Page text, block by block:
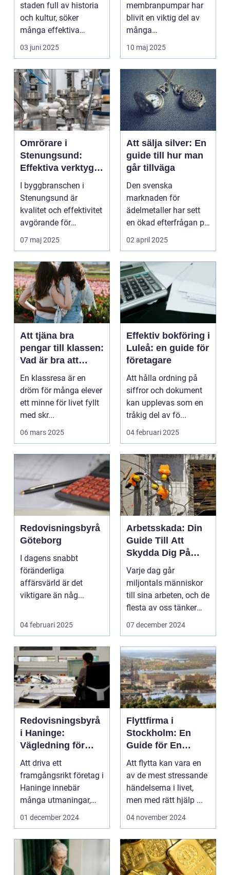
staden full av historia
och kultur, söker
många effektiva
s&au...
03 juni 2025
membranpumpar har
blivit en viktig del av
många
industriföretags
pumpsystem. D...
10 maj 2025
Omrörare i
Stenungsund:
Effektiva verktyg
för
betongblandning
I byggbranschen i
Stenungsund är
kvalitet och effektivitet
avgörande för
framgå...
07 maj 2025
Att sälja silver: En
guide till hur man
går tillväga
Den svenska
marknaden för
ädelmetaller har sett
en ökad efterfrågan på
se...
02 april 2025
Att tjäna bra
pengar till klassen:
Vad är bra att
tänka på?
En klassresa är en
dröm för många elever
ett minne för livet fyllt
med skr...
06 mars 2025
Effektiv bokföring i
Luleå: en guide för
företagare
Att hålla ordning på
siffror och dokument
kan upplevas som en
tråkig del av fö...
04 februari 2025
Redovisningsbyrå
Göteborg
I dagens snabbt
föränderliga
affärsvärld är det
viktigare än någ...
04 februari 2025
Arbetsskada: Din
Guide Till Att
Skydda Dig På
Arbetsplatsen
Varje dag går
miljontals människor
till sina arbeten, och de
flesta av oss tänker
in...
07 december 2024
Redovisningsbyrå
i Haninge:
Vägledning för
företagare som vill
fokusera på sin
kärnverksamhet
Att driva ett
framgångsrikt företag i
Haninge innebär
många utmaningar,
och en...
01 december 2024
Flyttfirma i
Stockholm: En
Guide för En
Smidig Flytt
Att flytta kan vara en
av de mest stressande
händelserna i livet,
men med rätt hjälp ...
04 november 2024